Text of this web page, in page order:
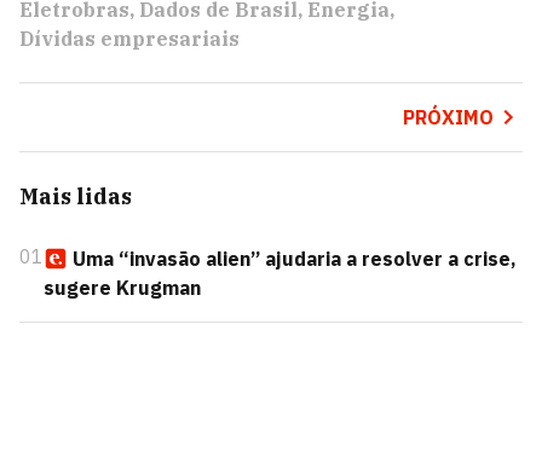
Eletrobras Dados de Brasil Energia
Dívidas empresariais
PRÓXIMO
Mais lidas
01
Uma “invasão alien” ajudaria a resolver a crise,
sugere Krugman